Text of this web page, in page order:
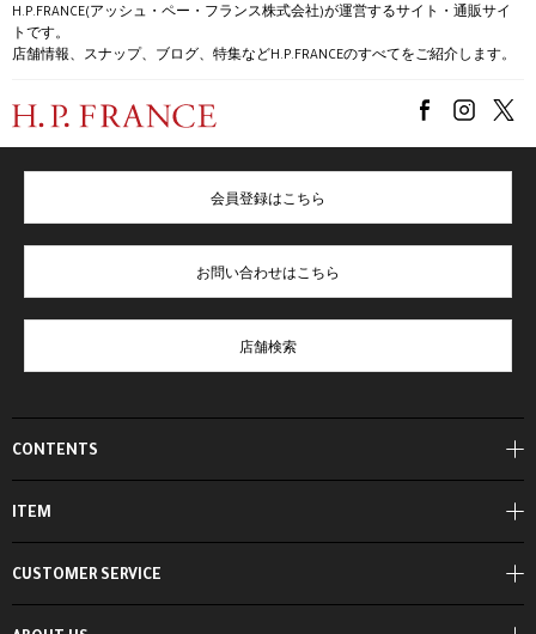
H.P.FRANCE(アッシュ・ペー・フランス株式会社)が運営するサイト・通販サイ
トです。
店舗情報、スナップ、ブログ、特集などH.P.FRANCEのすべてをご紹介します。
CONTENTS
ITEM
会員登録はこちら
お問い合わせはこちら
店舗検索
CUSTOMER SERVICE